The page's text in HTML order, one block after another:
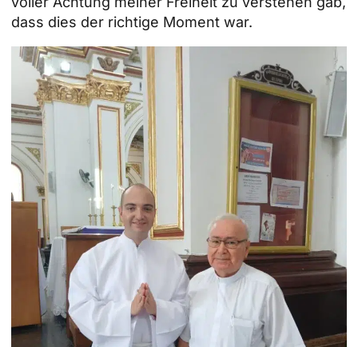
dass dies der richtige Moment war.